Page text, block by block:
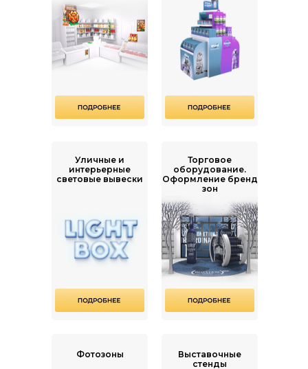
Уличные и
интерьерные
световые вывески
Торговое
оборудование.
Оформление бренд
зон
Фотозоны
Выставочные
стенды